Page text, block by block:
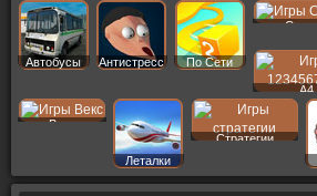
Автобусы Антистресс По Сети
A4
Векс
Леталки
Стратегии